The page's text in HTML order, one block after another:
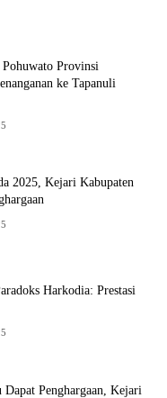
Provinsi
ke Tapanuli
2025, Kejari Kabupaten
Harkodia: Prestasi
Dapat Penghargaan, Kejari